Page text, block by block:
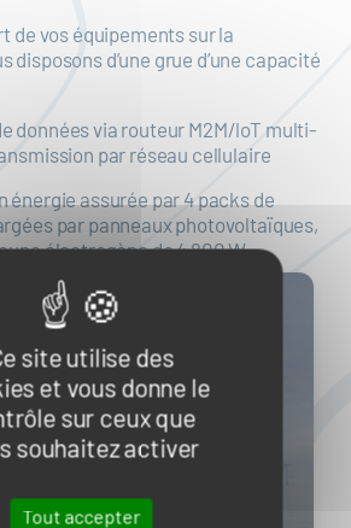
site utilise des
et vous donne le
sur ceux que
souhaitez activer
Tout accepter
de vos équipements sur la
disposons d’une grue d’une capacité
données via routeur M2M/loT multi-
par réseau cellulaire
énergie assurée par 4 packs de
par panneaux photovoltaïques,
électrogène de 4 800 W